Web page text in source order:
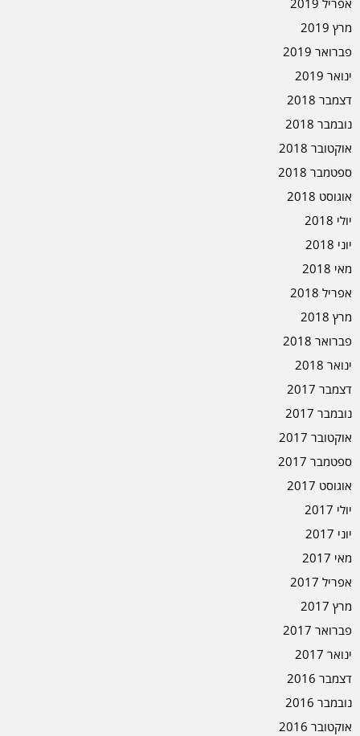
אפריל 2019
מרץ 2019
פברואר 2019
ינואר 2019
דצמבר 2018
נובמבר 2018
אוקטובר 2018
ספטמבר 2018
אוגוסט 2018
יולי 2018
יוני 2018
מאי 2018
אפריל 2018
מרץ 2018
פברואר 2018
ינואר 2018
דצמבר 2017
נובמבר 2017
אוקטובר 2017
ספטמבר 2017
אוגוסט 2017
יולי 2017
יוני 2017
מאי 2017
אפריל 2017
מרץ 2017
פברואר 2017
ינואר 2017
דצמבר 2016
נובמבר 2016
אוקטובר 2016